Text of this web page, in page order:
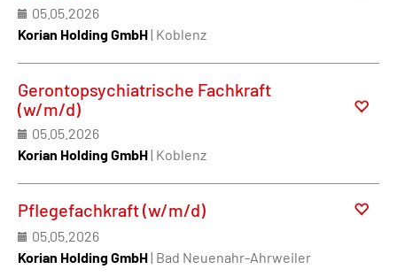
05.05.2026
Korian Holding GmbH| Koblenz
Gerontopsychiatrische Fachkraft
(w/m/d)
05.05.2026
Korian Holding GmbH| Koblenz
Pflegefachkraft (w/m/d)
05.05.2026
Korian Holding GmbH| Bad Neuenahr-Ahrweiler